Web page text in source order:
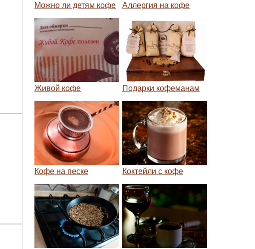
Можно ли детям кофе Аллергия на кофе
Живой кофе Подарки кофеманам
Кофе на песке Коктейли с кофе